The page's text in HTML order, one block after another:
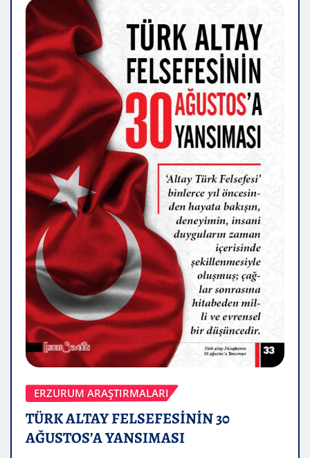
ERZURUM ARAŞTIRMALARI
TÜRK ALTAY FELSEFESİNİN 30
AĞUSTOS’A YANSIMASI